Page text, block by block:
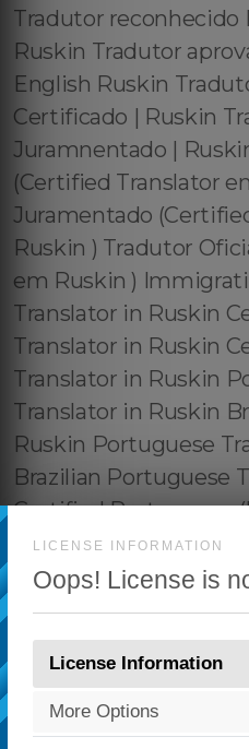
LICENSE INFORMATION
Oops! License is
License Information
More Options